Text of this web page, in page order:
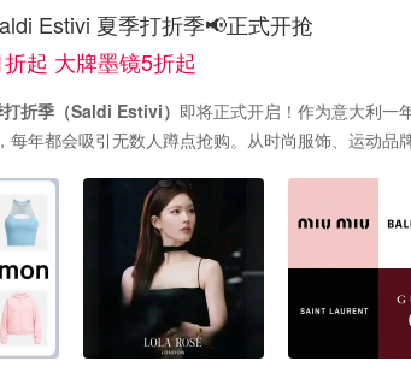
Estivi 夏季打折季📢正式开抢
起 大牌墨镜5折起
折季（Saldi Estivi） 即将正式开启！作为意大利一
每年都会吸引无数人蹲点抢购。从时尚服饰、运动品